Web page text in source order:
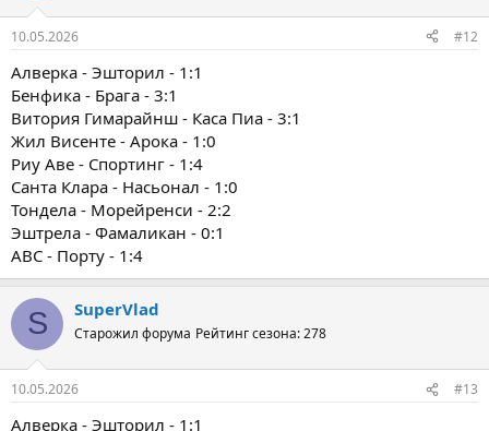
10.05.2026 #12
Алверка - Эшторил - 1:1
Бенфика - Брага - 3:1
Витория Гимарайнш - Каса Пиа - 3:1
Жил Висенте - Арока - 1:0
Риу Аве - Спортинг - 1:4
Санта Клара - Насьонал - 1:0
Тондела - Морейренси - 2:2
Эштрела - Фамаликан - 0:1
ABC - Порту - 1:4
S SuperVlad
Старожил форума Рейтинг сезона: 278
10.05.2026 #13
Алверка - Эшторил - 1:1